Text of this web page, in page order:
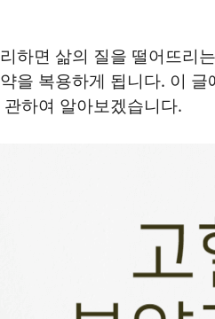
하면 삶의 질을 떨어뜨리
을 복용하게 됩니다. 이
하여 알아보겠습니다.